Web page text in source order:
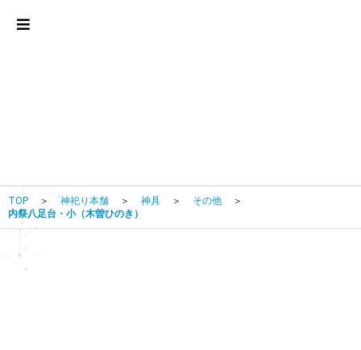
TOP ＞ 神祀り本舗 ＞ 神具 ＞ その他
＞
内祭八足台・小（木曽ひのき）